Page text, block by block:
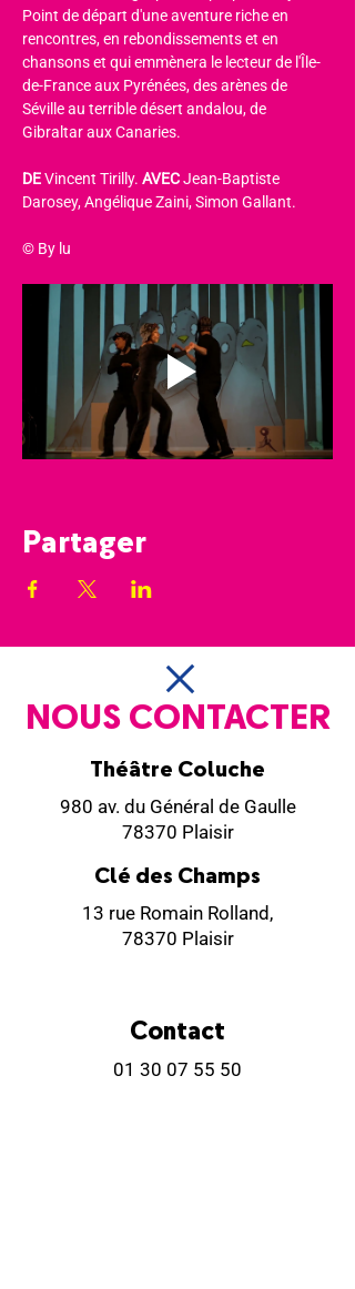
Point de départ d'une aventure riche en
rencontres, en rebondissements et en
chansons et qui emmènera le lecteur de l'Île-
de-France aux Pyrénées, des arènes de
Séville au terrible désert andalou, de
Gibraltar aux Canaries.
DE Vincent Tirilly. AVEC Jean-Baptiste
Darosey, Angélique Zaini, Simon Gallant.
© By lu
Partager
NOUS CONTACTER
Théâtre Coluche
980 av. du Général de Gaulle
78370 Plaisir
Clé des Champs
13 rue Romain Rolland,
78370 Plaisir
Contact
01 30 07 55 50